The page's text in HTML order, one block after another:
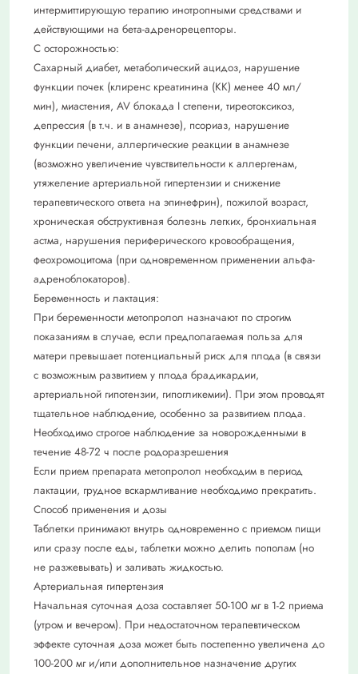
интермиттирующую терапию инотропными средствами и
действующими на бета-адренорецепторы.
С осторожностью:
Сахарный диабет, метаболический ацидоз, нарушение
функции почек (клиренс креатинина (КК) менее 40 мл/
мин), миастения, AV блокада I степени, тиреотоксикоз,
депрессия (в т.ч. и в анамнезе), псориаз, нарушение
функции печени, аллергические реакции в анамнезе
(возможно увеличение чувствительности к аллергенам,
утяжеление артериальной гипертензии и снижение
терапевтического ответа на эпинефрин), пожилой возраст,
хроническая обструктивная болезнь легких, бронхиальная
астма, нарушения периферического кровообращения,
феохромоцитома (при одновременном применении альфа-
адреноблокаторов).
Беременность и лактация:
При беременности метопролол назначают по строгим
показаниям в случае, если предполагаемая польза для
матери превышает потенциальный риск для плода (в связи
с возможным развитием у плода брадикардии,
артериальной гипотензии, гипогликемии). При этом проводят
тщательное наблюдение, особенно за развитием плода.
Необходимо строгое наблюдение за новорожденными в
течение 48-72 ч после родоразрешения
Если прием препарата метопролол необходим в период
лактации, грудное вскармливание необходимо прекратить.
Способ применения и дозы
Таблетки принимают внутрь одновременно с приемом пищи
или сразу после еды, таблетки можно делить пополам (но
не разжевывать) и заливать жидкостью.
Артериальная гипертензия
Начальная суточная доза составляет 50-100 мг в 1-2 приема
(утром и вечером). При недостаточном терапевтическом
эффекте суточная доза может быть постепенно увеличена до
100-200 мг и/или дополнительное назначение других